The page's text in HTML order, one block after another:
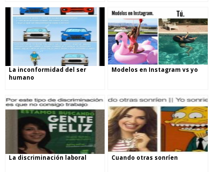
La inconformidad del ser
humano
Modelos en Instagram vs yo
La discriminación laboral Cuando otras sonríen